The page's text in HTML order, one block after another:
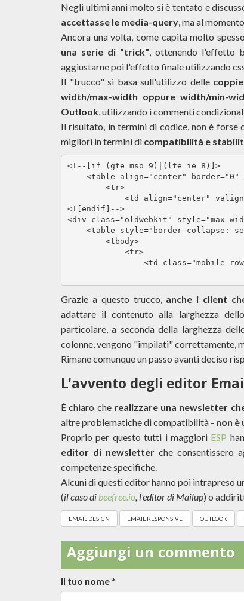
Negli ultimi anni molto si è tentato e
accettasse le media-query , ma al
Ancora una volta, come capita molto
una serie di "trick" , ottenendo l'effetto
aggiustarne poi l'effetto finale utilizzando
Il "trucco" si basa sull'utilizzo delle
width/max-width oppure width/min-
Outlook , utilizzando i commenti
Il risultato, in termini di codice, non è forse
migliori in termini di compatibilità e
<!--[if (gte mso 9)|(lte ie 8)]>
<table align="center"
        <tr>
<td align="center"
<![endif]-->
<div class="oldwebkit" style="max-
<table style="border-collapse:
        <tbody>
            <tr>
<td class="mobile-
Grazie a questo trucco, anche i client
adattare il contenuto alla larghezza
particolare, a seconda della larghezza
colonne, vengono "impilati" correttamente,
Rimane comunque un passo avanti deciso
L'avvento degli editor
È chiaro che realizzare una newsletter
altre problematiche di compatibilità - non è
Proprio per questo tutti i maggiori ESP
editor di newsletterche consentissero
competenze specifiche.
Alcuni di questi editor hanno poi intrapreso
(il caso di beefree.io , l'editor di Mailup) o
EMAIL DESIGN EMAIL RESPONSIVE OUTLOOK
Aggiungi un commento
Il tuo nome *